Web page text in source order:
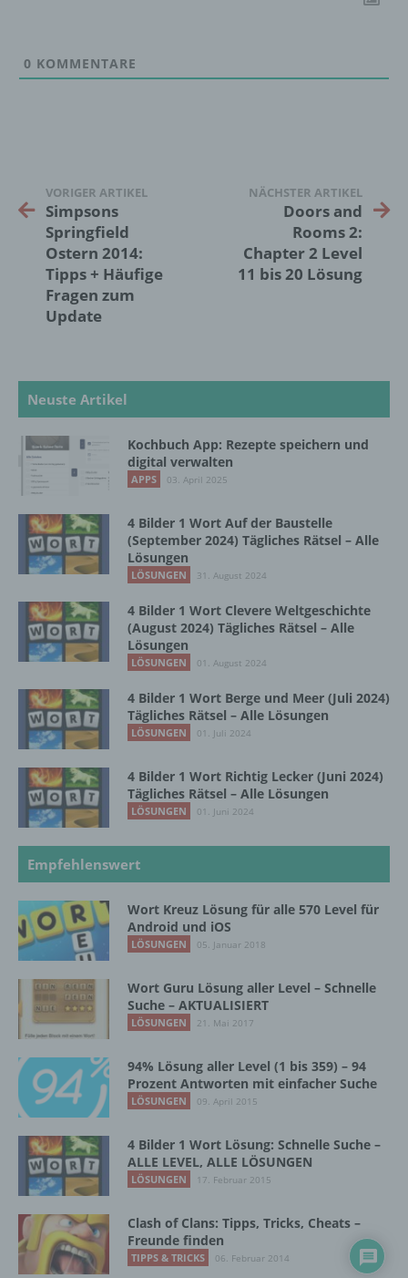
0 KOMMENTARE
VORIGER ARTIKEL
Simpsons
Springfield
Ostern 2014:
Tipps + Häufige
Fragen zum
Update
NÄCHSTER ARTIKEL
Doors and
Rooms 2:
Chapter 2 Level
11 bis 20 Lösung
Neuste Artikel
Kochbuch App: Rezepte speichern und
digital verwalten
APPS 03. April 2025
4 Bilder 1 Wort Auf der Baustelle
(September 2024) Tägliches Rätsel – Alle
Lösungen
LÖSUNGEN 31. August 2024
4 Bilder 1 Wort Clevere Weltgeschichte
(August 2024) Tägliches Rätsel – Alle
Lösungen
LÖSUNGEN 01. August 2024
4 Bilder 1 Wort Berge und Meer (Juli 2024)
Tägliches Rätsel – Alle Lösungen
LÖSUNGEN 01. Juli 2024
4 Bilder 1 Wort Richtig Lecker (Juni 2024)
Tägliches Rätsel – Alle Lösungen
LÖSUNGEN 01. Juni 2024
Empfehlenswert
Wort Kreuz Lösung für alle 570 Level für
Android und iOS
LÖSUNGEN 05. Januar 2018
Wort Guru Lösung aller Level – Schnelle
Suche – AKTUALISIERT
LÖSUNGEN 21. Mai 2017
94% Lösung aller Level (1 bis 359) – 94
Prozent Antworten mit einfacher Suche
LÖSUNGEN 09. April 2015
4 Bilder 1 Wort Lösung: Schnelle Suche –
ALLE LEVEL, ALLE LÖSUNGEN
LÖSUNGEN 17. Februar 2015
Clash of Clans: Tipps, Tricks, Cheats –
Freunde finden
TIPPS & TRICKS 06. Februar 2014
Verantwortlichen, dem Auftragsverarbeiter
und den Personen, die unter der
unmittelbaren Verantwortung des
Verantwortlichen oder des
Auftragsverarbeiters befugt sind, die
personenbezogenen Daten zu verarbeiten.
Einwilligung ist jede von der betroffenen
Person freiwillig für den bestimmten Fall in
informierter Weise und unmissverständlich
abgegebene Willensbekundung in Form
einer Erklärung oder einer sonstigen
eindeutigen bestätigenden Handlung, mit der
sie mit der Verarbeitung der sie betreffenden
personenbezogenen Daten einverstanden
ist.
Name und Anschrift des für die Verarbeitung
Verantwortlichen
Verantwortlicher im Sinne der Datenschutz-
Grundverordnung, sonstiger in den Mitgliedstaaten
der Europäischen Union geltenden
Datenschutzgesetze und anderer Bestimmungen
mit datenschutzrechtlichem Charakter ist die:
InnoMobile GmbH
Schlehenweg 20
Cookies / SessionStorage / LocalStorage
Die Internetseiten verwenden teilweise so
genannte Cookies, LocalStorage und
SessionStorage. Dies dient dazu, unser Angebot
machen. Local Storage und SessionStorage ist
eine Technologie, mit welcher ihr Browser Daten
auf Ihrem Computer oder mobilen Gerät
abspeichert. Cookies sind Textdateien, welche
über einen Internetbrowser auf einem
Computersystem abgelegt und gespeichert
werden. Sie können die Verwendung von Cookies,
LocalStorage und SessionStorage durch
entsprechende Einstellung in Ihrem Browser
verhindern.
Zahlreiche Internetseiten und Server verwenden